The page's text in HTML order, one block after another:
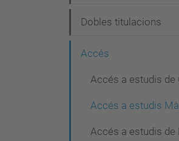
g
a
Dobles titulacions
Accés
Accés a estudis de
Accés a estudis
Accés a estudis de